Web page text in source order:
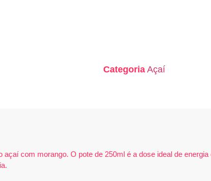
Categoria Açaí
com morango. O pote de 250ml é a dose ideal de